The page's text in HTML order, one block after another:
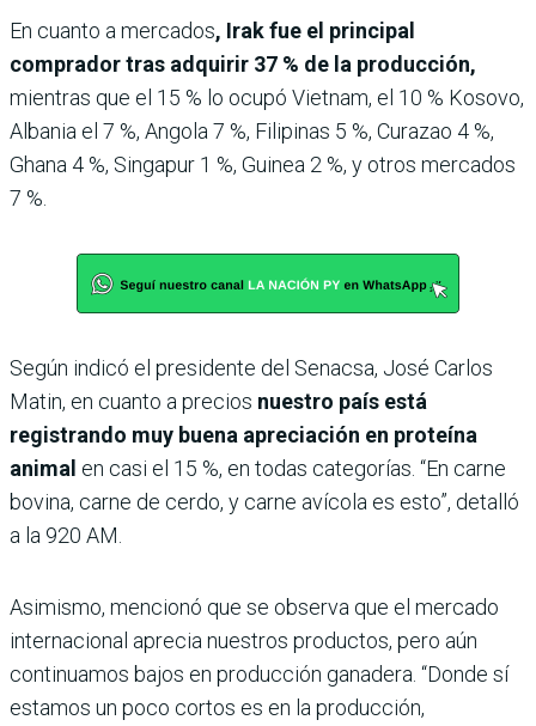
En cuanto a mercados, Irak fue el principal
comprador tras adquirir 37 % de la producción,
mientras que el 15 % lo ocupó Vietnam, el 10 % Kosovo,
Albania el 7 %, Angola 7 %, Filipinas 5 %, Curazao 4 %,
Ghana 4 %, Singapur 1 %, Guinea 2 %, y otros mercados
7 %.
Según indicó el presidente del Senacsa, José Carlos
Matin, en cuanto a precios nuestro país está
registrando muy buena apreciación en proteína
animal en casi el 15 %, en todas categorías. “En carne
bovina, carne de cerdo, y carne avícola es esto”, detalló
a la 920 AM.
Asimismo, mencionó que se observa que el mercado
internacional aprecia nuestros productos, pero aún
continuamos bajos en producción ganadera. “Donde sí
estamos un poco cortos es en la producción,